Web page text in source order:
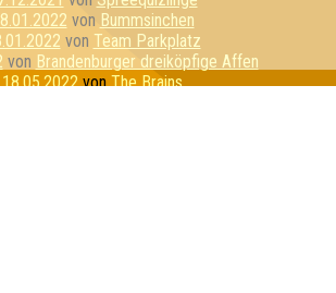
von Bummsinchen
von Team Parkplatz
von Brandenburger dreiköpfige Affen
18.05.2022vonThe Brains